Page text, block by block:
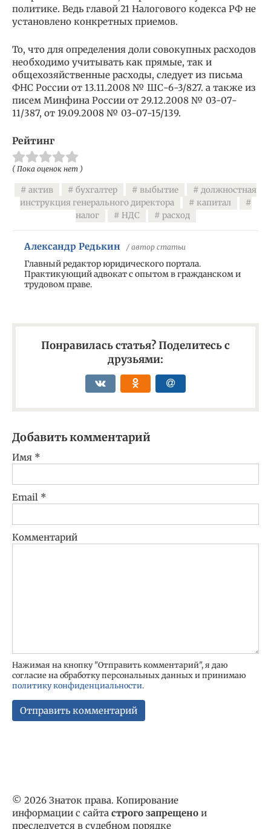
политике. Ведь главой 21 Налогового кодекса РФ не
установлено конкретных приемов.
То, что для определения доли совокупных расходов
необходимо учитывать как прямые, так и
общехозяйственные расходы, следует из письма
ФНС России от 13.11.2008 № ШС-6-3/827. а также из
писем Минфина России от 29.12.2008 № 03-07-
11/387, от 19.09.2008 № 03-07-15/139.
Рейтинг
( Пока оценок нет )
актив бухгалтер выбытие
должностная
инструкция генерального директора
капитал
налог
НДС расход
Александр Редькин / автор статьи
Главный редактор юридического портала.
Практикующий адвокат с опытом в гражданском и
трудовом праве.
Понравилась статья? Поделитесь с
друзьями:
Добавить комментарий
Имя *
Email *
Комментарий
Нажимая на кнопку "Отправить комментарий", я даю
согласие на обработку персональных данных и принимаю
политику конфиденциальности.
© 2026 Знаток права. Копирование
информации с сайта строго запрещено и
преследуется в судебном порядке